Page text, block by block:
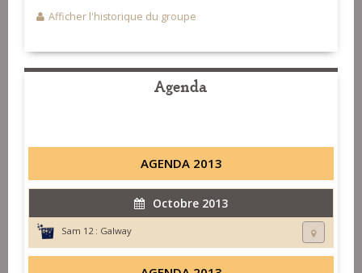
Afficher l'historique du groupe
Agenda
AGENDA 2013
Octobre 2013
Sam 12 : Galway